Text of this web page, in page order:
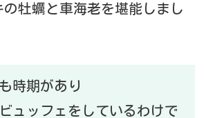
の牡蠣と車海老を堪能しまし
時期があり
ュッフェをしているわけで